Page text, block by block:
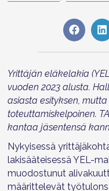
Share
on
Yrittäjän eläkelakia
vuoden 2023 alusta.
asiasta esityksen,
toteuttamiskelpoinen.
kantaa jäsentensä
Nykyisessä
lakisääteisessä YEL-
muodostunut
määrittelevät